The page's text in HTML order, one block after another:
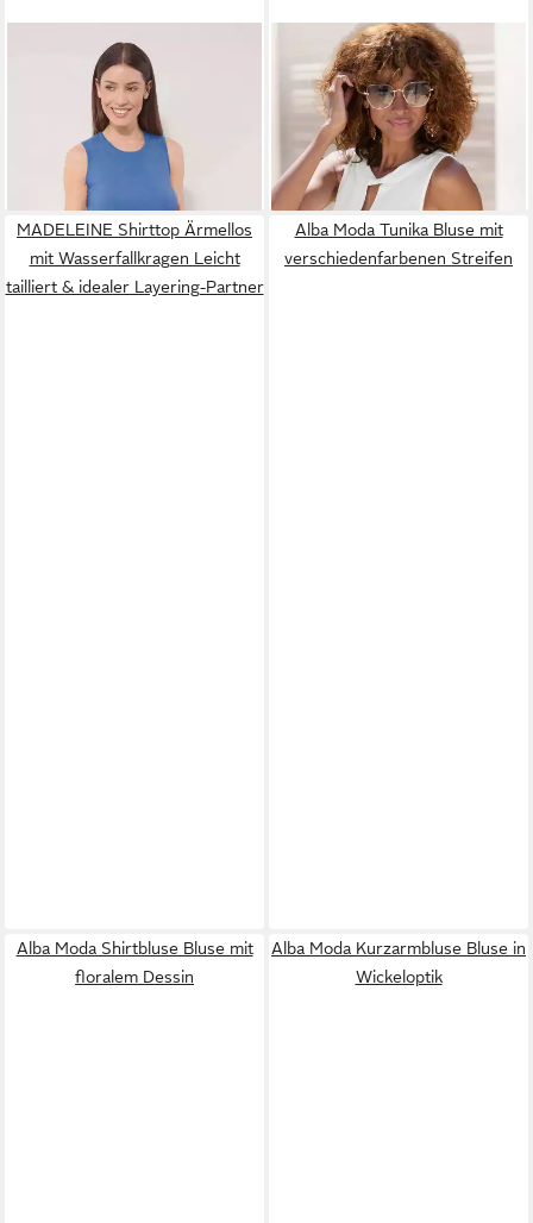
ALBA MODA Strickpullover
UVP124,99 €
VIVANCE BY LASCANA
Tanktop mit besonderem
Ausschnitt, schlichtes
Sommertop, casual
24,99 €
MADELEINE Shirttop Ärmellos
mit Wasserfallkragen Leicht
tailliert & idealer Layering-Partner
Alba Moda Tunika Bluse mit
verschiedenfarbenen Streifen
Alba Moda Shirtbluse Bluse mit
floralem Dessin
Alba Moda Kurzarmbluse Bluse in
Wickeloptik